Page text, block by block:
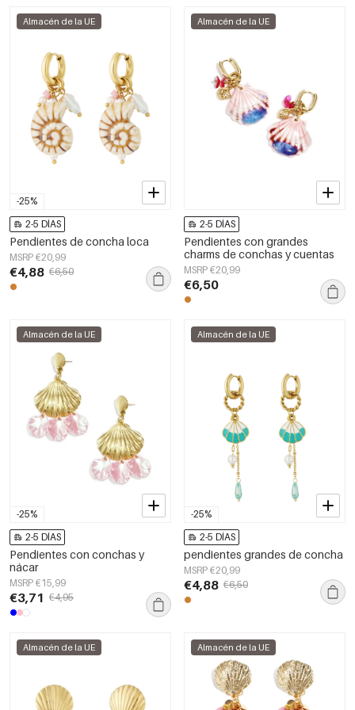
-25%
Almacén de la UE
2-5 DÍAS
Pendientes de concha loca
MSRP €20,99
€4,88 €6,50
Almacén de la UE
2-5 DÍAS
Pendientes con grandes
charms de conchas y cuentas
MSRP €20,99
€6,50
-25%
Almacén de la UE
2-5 DÍAS
Pendientes con conchas y
nácar
MSRP €15,99
€3,71 €4,95
-25%
Almacén de la UE
2-5 DÍAS
pendientes grandes de concha
MSRP €20,99
€4,88 €6,50
Almacén de la UE Almacén de la UE